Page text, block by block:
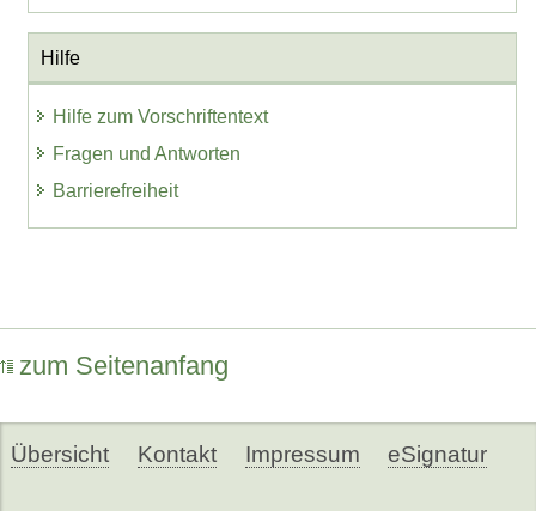
Hilfe
Hilfe zum Vorschriftentext
Fragen und Antworten
Barrierefreiheit
zum Seitenanfang
Übersicht Kontakt Impressum eSignatur